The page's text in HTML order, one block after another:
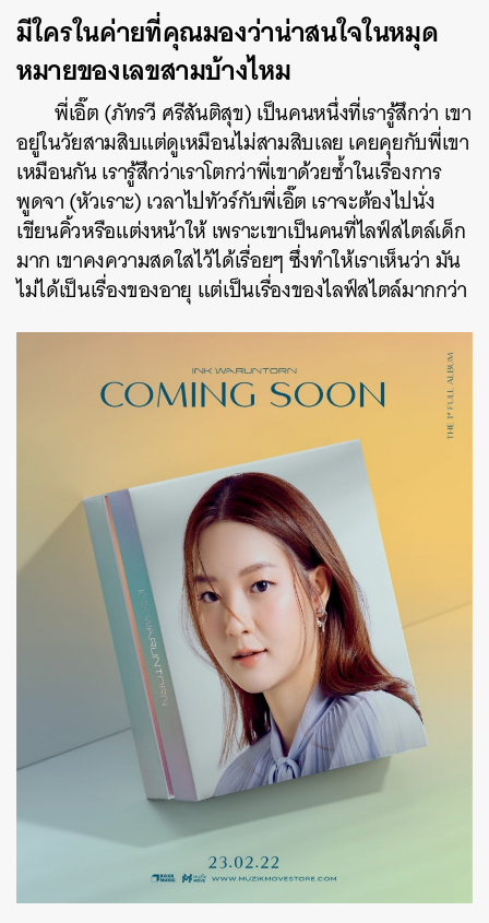
มีใครในค่ายที่คุณมองว่าน่าสนใจในหมุด
หมายของเลขสามบ้างไหม
พี่เอิ๊ต (ภัทรวี ศรีสันติสุข) เป็นคนหนึ่งที่เรารู้สึกว่า เขา
อยู่ในวัยสามสิบแต่ดูเหมือนไม่สามสิบเลย เคยคุยกับพี่เขา
เหมือนกัน เรารู้สึกว่าเราโตกว่าพี่เขาด้วยซ้ำในเรื่องการ
พูดจา (หัวเราะ) เวลาไปทัวร์กับพี่เอิ๊ต เราจะต้องไปนั่ง
เขียนคิ้วหรือแต่งหน้าให้ เพราะเขาเป็นคนที่ไลฟ์สไตล์เด็ก
มาก เขาคงความสดใสไว้ได้เรื่อยๆ ซึ่งทำให้เราเห็นว่า มัน
ไม่ได้เป็นเรื่องของอายุ แต่เป็นเรื่องของไลฟ์สไตล์มากกว่า